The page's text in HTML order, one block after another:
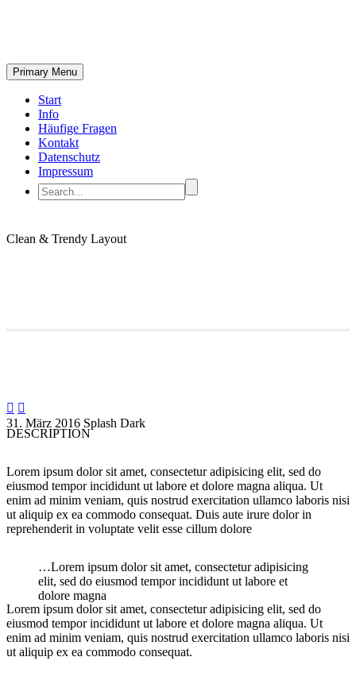
Primary Menu
Start
Info
Häufige Fragen
Kontakt
Datenschutz
Impressum
Clean & Trendy Layout
 
31. März 2016 Splash Dark
DESCRIPTION
Lorem ipsum dolor sit amet, consectetur adipisicing elit, sed do
eiusmod tempor incididunt ut labore et dolore magna aliqua. Ut
enim ad minim veniam, quis nostrud exercitation ullamco laboris nisi
ut aliquip ex ea commodo consequat. Duis aute irure dolor in
reprehenderit in voluptate velit esse cillum dolore
…Lorem ipsum dolor sit amet, consectetur adipisicing
elit, sed do eiusmod tempor incididunt ut labore et
dolore magna
Lorem ipsum dolor sit amet, consectetur adipisicing elit, sed do
eiusmod tempor incididunt ut labore et dolore magna aliqua. Ut
enim ad minim veniam, quis nostrud exercitation ullamco laboris nisi
ut aliquip ex ea commodo consequat.